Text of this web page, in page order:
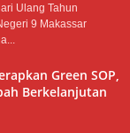
Ulang Tahun
9 Makassar
Green SOP,
Berkelanjutan